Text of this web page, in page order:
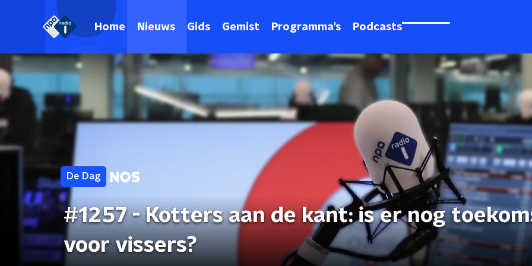
Home Nieuws Gids Gemist Programma's Podcasts
De Dag
#1257 - Kotters aan de kant: is er nog
voor vissers?